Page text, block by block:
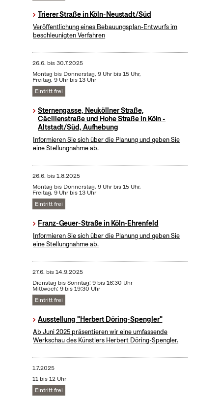
Trierer Straße in Köln-Neustadt/Süd
Veröffentlichung eines Bebauungsplan-Entwurfs im
beschleunigten Verfahren
26.6. bis30.7.2025
Montag bis Donnerstag, 9 Uhr bis 15 Uhr,
Freitag, 9 Uhr bis 13 Uhr
Eintritt frei
Sternengasse, Neuköllner Straße,
Cäcilienstraße und Hohe Straße in Köln -
Altstadt/Süd, Aufhebung
Informieren Sie sich über die Planung und geben Sie
eine Stellungnahme ab.
26.6. bis1.8.2025
Montag bis Donnerstag, 9 Uhr bis 15 Uhr,
Freitag, 9 Uhr bis 13 Uhr
Eintritt frei
Franz-Geuer-Straße in Köln-Ehrenfeld
Informieren Sie sich über die Planung und geben Sie
eine Stellungnahme ab.
27.6. bis14.9.2025
Dienstag bis Sonntag: 9 bis 16:30 Uhr
Mittwoch: 9 bis 19:30 Uhr
Eintritt frei
Ausstellung "Herbert Döring-Spengler"
Ab Juni 2025 präsentieren wir eine umfassende
Werkschau des Künstlers Herbert Döring-Spengler.
1.7.2025
11 bis 12 Uhr
Eintritt frei